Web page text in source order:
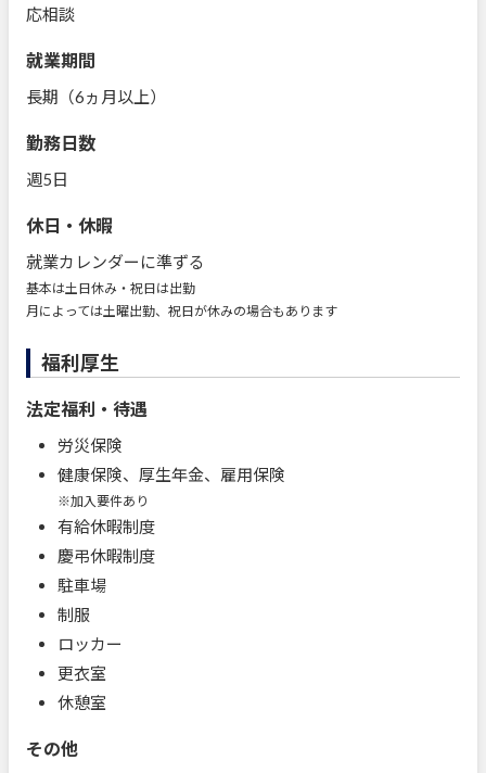
応相談
就業期間
長期（6ヵ月以上）
勤務日数
週5日
休日・休暇
就業カレンダーに準ずる
基本は土日休み・祝日は出勤
月によっては土曜出勤、祝日が休みの場合もあります
福利厚生
法定福利・待遇
労災保険
健康保険、厚生年金、雇用保険
※加入要件あり
有給休暇制度
慶弔休暇制度
駐車場
制服
ロッカー
更衣室
休憩室
その他